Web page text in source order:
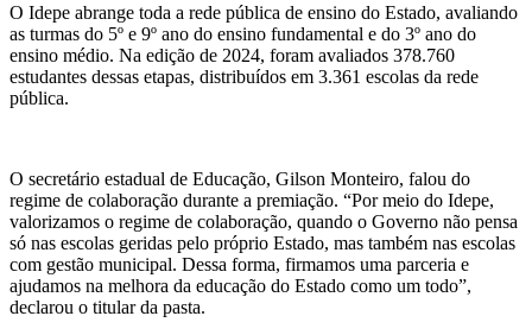
O Idepe abrange toda a rede pública de ensino do Estado, avaliando
as turmas do 5º e 9º ano do ensino fundamental e do 3º ano do
ensino médio. Na edição de 2024, foram avaliados 378.760
estudantes dessas etapas, distribuídos em 3.361 escolas da rede
pública.
O secretário estadual de Educação, Gilson Monteiro, falou do
regime de colaboração durante a premiação. “Por meio do Idepe,
valorizamos o regime de colaboração, quando o Governo não pensa
só nas escolas geridas pelo próprio Estado, mas também nas escolas
com gestão municipal. Dessa forma, firmamos uma parceria e
ajudamos na melhora da educação do Estado como um todo”,
declarou o titular da pasta.